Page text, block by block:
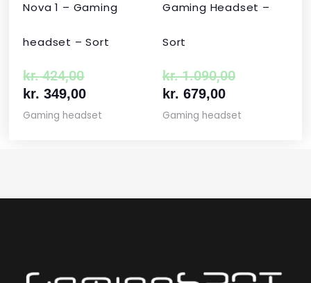
Nova 1 – Gaming
headset – Sort
kr.424,00
kr. 349,00
Gaming headset
Gaming Headset –
Sort
kr.1.090,00
kr. 679,00
Gaming headset